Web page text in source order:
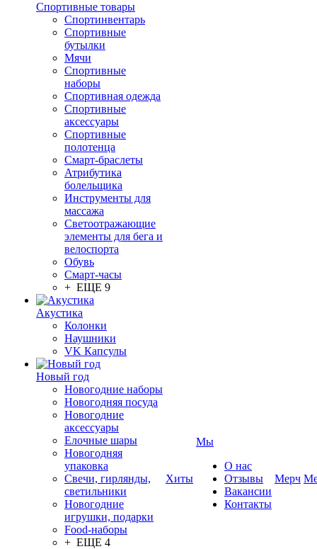
Спортивные товары
Спортинвентарь
Спортивные
бутылки
Мячи
Спортивные
наборы
Спортивная одежда
Спортивные
аксессуары
Спортивные
полотенца
Смарт-браслеты
Атрибутика
болельщика
Инструменты для
массажа
Светоотражающие
элементы для бега и
велоспорта
Обувь
Смарт-часы
+ ЕЩЕ 9
Акустика
Колонки
Наушники
VK Капсулы
Новый год
Новогодние наборы
Новогодняя посуда
Новогодние
аксессуары
Елочные шары
Новогодняя
упаковка
Свечи, гирлянды,
светильники
Новогодние
игрушки, подарки
Food-наборы
+ ЕЩЕ 4
Хиты
Мы
О нас
Отзывы
Вакансии
Контакты
Мерч